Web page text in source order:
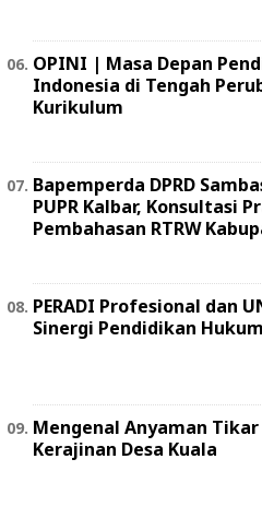
OPINI | Masa Depan
Indonesia di Tengah
Kurikulum
Bapemperda DPRD
PUPR Kalbar, Konsultasi
Pembahasan RTRW
PERADI Profesional dan
Sinergi Pendidikan Hukum
Mengenal Anyaman Tikar
Kerajinan Desa Kuala